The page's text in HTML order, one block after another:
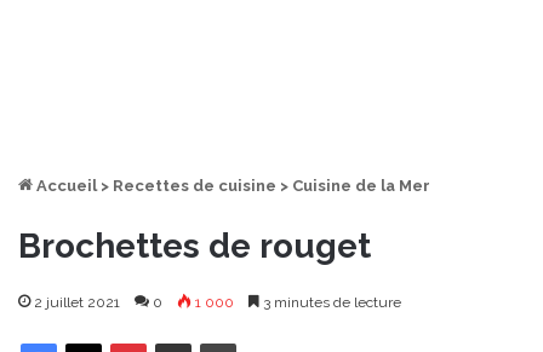
Accueil > Recettes de cuisine > Cuisine de la Mer
Brochettes de rouget
2 juillet 2021 0 1 000 3 minutes de lecture